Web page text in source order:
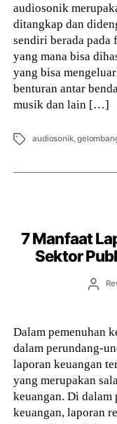
audiosonik
ditangkap dan
sendiri berada pada
yang mana bisa
yang bisa
benturan antar
musik dan lain […]
Tags audiosonik,
7 Manfaat
Sektor
Post
Dalam pemenuhan
dalam perundang-
laporan keuangan
yang merupakan
keuangan. Di dalam
keuangan, laporan